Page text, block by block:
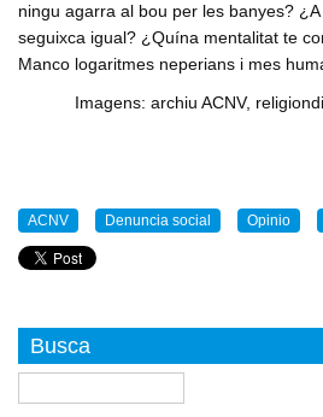
ningu agarra al bou per les banyes?
seguixca igual? ¿Quína mentalitat te
Manco logaritmes neperians i mes
Imagens: archiu ACNV,
ACNV Denuncia social Opinio
Busca